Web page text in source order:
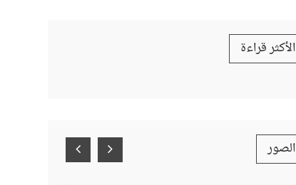
الأكثر قراءة
الصور